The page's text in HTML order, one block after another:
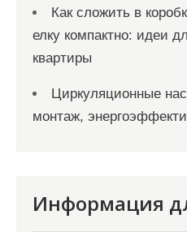
Как сложить в
елку компактно: идеи
квартиры
Циркуляционные
монтаж,
Информация